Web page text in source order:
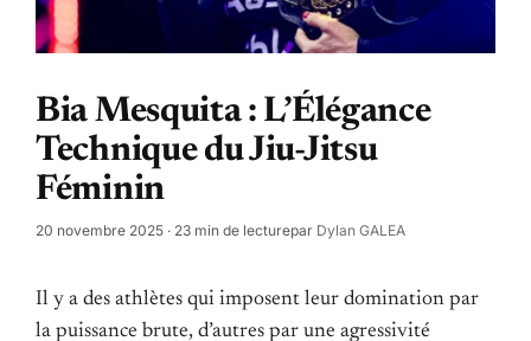
Bia Mesquita : L’Élégance
Technique du Jiu-Jitsu
Féminin
20 novembre 2025 · 23 min de lecturepar Dylan GALEA
Il y a des athlètes qui imposent leur domination par
la puissance brute, d’autres par une agressivité